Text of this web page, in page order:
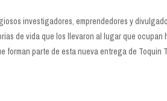
investigadores, emprendedores y
de vida que los llevaron al lugar que
forman parte de esta nueva entrega de Toquin